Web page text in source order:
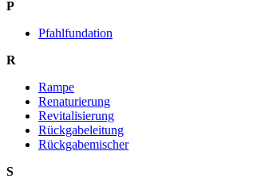
P
Pfahlfundation
R
Rampe
Renaturierung
Revitalisierung
Rückgabeleitung
Rückgabemischer
S